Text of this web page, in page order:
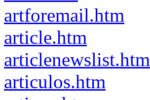
artforemail.htm
article.htm
articlenewslist.htm
articulos.htm